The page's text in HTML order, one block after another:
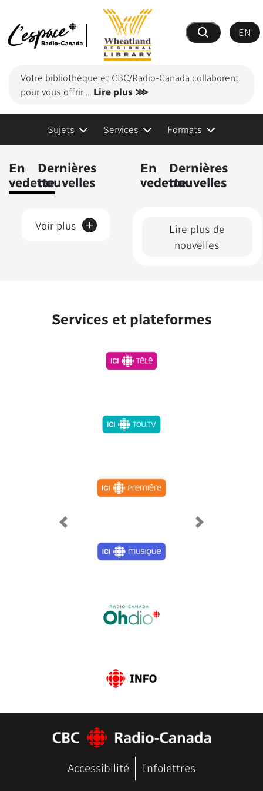
Recherche
EN
Votre bibliothèque et CBC/Radio-Canada collaborent
pour vous offrir ... Lire plus ⋙
Sujets Services Formats
En
vedette
Dernières
nouvelles
Lire plus de
nouvelles
En
vedette
Dernières
nouvelles
Voir plus +
Services et plateformes
Previous Next
Accessibilité Infolettres